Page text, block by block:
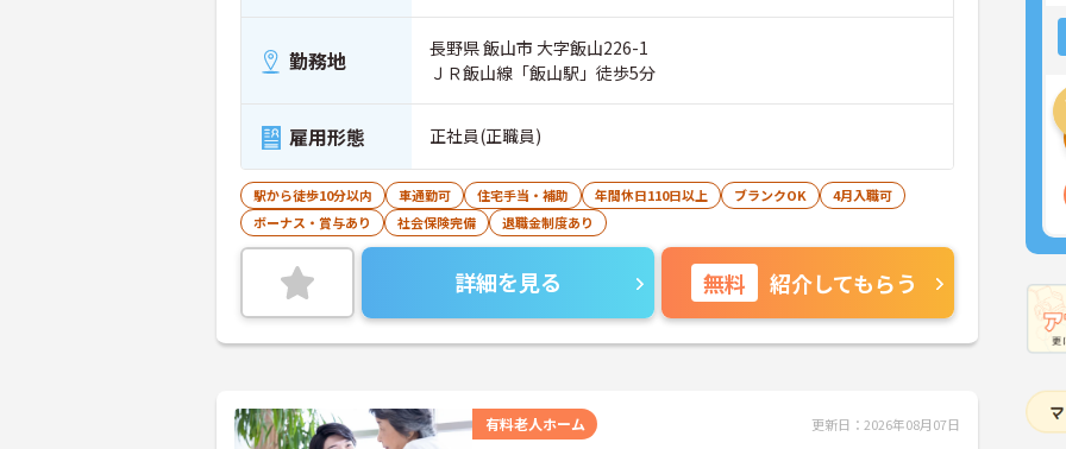
勤務地
長野県 飯山市 大字飯山226-1
ＪＲ飯山線「飯山駅」徒歩5分
雇用形態 正社員(正職員)
駅から徒歩10分以内 車通勤可 住宅手当・補助 年間休日110日以上 ブランクOK
4月入職可
ボーナス・賞与あり
社会保険完備 退職金制度あり
詳細を見る 無料 紹介してもらう
有料老人ホーム 更新日：2026年08月07日